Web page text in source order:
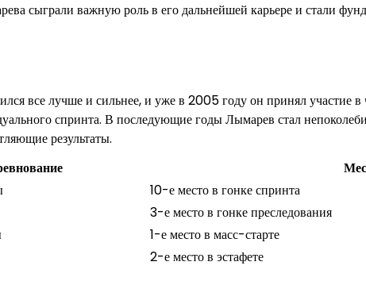
сыграли важную роль в его дальнейшей карьере и стали
все лучше и сильнее, и уже в 2005 году он принял участие в
спринта. В последующие годы Лымарев стал
результаты.
10-е место в гонке спринта
3-е место в гонке преследования
1-е место в масс-старте
2-е место в эстафете